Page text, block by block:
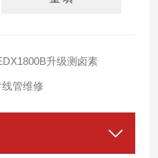
升级测卤素
管维修